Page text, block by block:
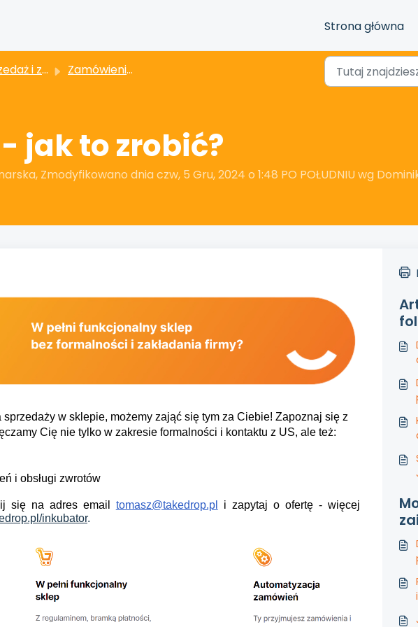
Strona główna
i zamówienia Zamówienia. Płatności. Rozliczenia.
jak to zrobić?
Zmodyfikowano dnia czw, 5 Gru, 2024 o 1:48 PO POŁUDNIU wg
w sklepie, możemy zająć się tym za Ciebie! Zapoznaj się z
Cię nie tylko w zakresie formalności i kontaktu z US, ale też:
i obsługi zwrotów
się na adres email tomasz@takedrop.pl i zapytaj o ofertę- więcej
inkubator.